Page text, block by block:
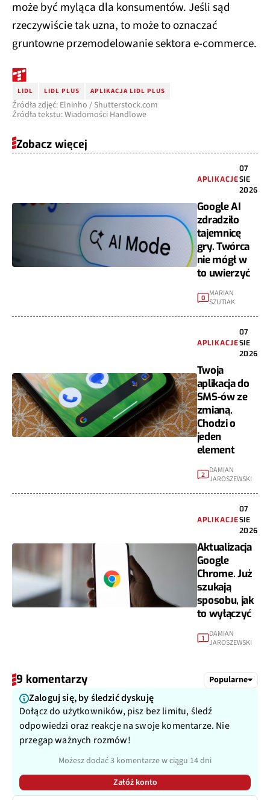
może być myląca dla konsumentów. Jeśli sąd
rzeczywiście tak uzna, to może to oznaczać
gruntowne przemodelowanie sektora e-commerce.
LIDL LIDL PLUS APLIKACJA LIDL PLUS
Źródła zdjęć: Elninho / Shutterstock.com
Źródła tekstu: Wiadomości Handlowe
Zobacz więcej
APLIKACJE
07
SIE
2026
Google AI
zdradziło
tajemnicę
gry. Twórca
nie mógł w
to uwierzyć
0
MARIAN
SZUTIAK
APLIKACJE
07
SIE
2026
Twoja
aplikacja do
SMS-ów ze
zmianą.
Chodzi o
jeden
element
2 DAMIAN
JAROSZEWSKI
APLIKACJE
07
SIE
2026
Aktualizacja
Google
Chrome. Już
szukają
sposobu, jak
to wyłączyć
1
DAMIAN
JAROSZEWSKI
9 komentarzy Popularne
Zaloguj się, by śledzić dyskuję
Dołącz do użytkowników, pisz bez limitu, śledź
odpowiedzi oraz reakcje na swoje komentarze. Nie
przegap ważnych rozmów!
Możesz dodać 3 komentarze w ciągu 14 dni
Załóż konto